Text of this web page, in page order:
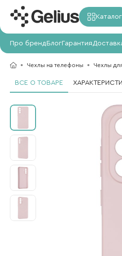
Каталог
Про брендБлогГарантия
Чехлы на телефоны Чехлы
ВСЕ О ТОВАРЕ